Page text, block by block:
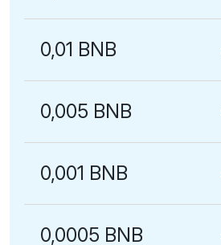
0,01 BNB
0,005 BNB
0,001 BNB
0,0005 BNB